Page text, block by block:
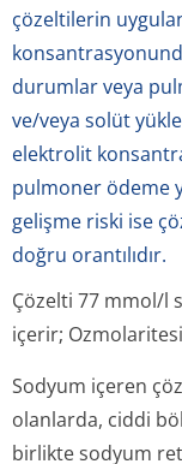
çözeltilerin
durumlar veya
ve/veya solüt
elektrolit
pulmoner ödeme
gelişme riski ise
doğru orantılıdır.
Çözelti 77 mmol/l
içerir;
Sodyum içeren
olanlarda, ciddi
birlikte sodyum